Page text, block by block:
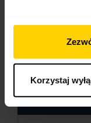
Korzystaj